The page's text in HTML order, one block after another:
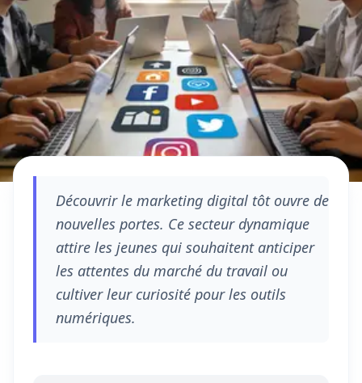
Découvrir le marketing digital tôt ouvre de
nouvelles portes. Ce secteur dynamique
attire les jeunes qui souhaitent anticiper
les attentes du marché du travail ou
cultiver leur curiosité pour les outils
numériques.